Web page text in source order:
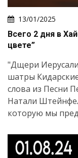
13/01/2025
Всего 2 дня в
цвете”
"Дщери
шатры
слова из Песни
Натали
которую мы